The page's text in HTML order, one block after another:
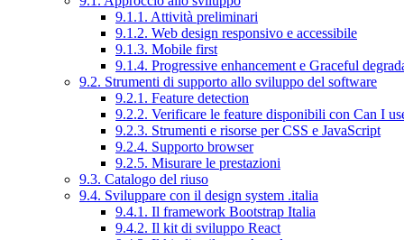
9.1.1. Attività preliminari
9.1.2. Web design responsivo e accessibile
9.1.3. Mobile first
9.1.4. Progressive enhancement e Graceful
9.2. Strumenti di supporto allo sviluppo del software
9.2.1. Feature detection
9.2.2. Verificare le feature disponibili con Can I
9.2.3. Strumenti e risorse per CSS e JavaScript
9.2.4. Supporto browser
9.2.5. Misurare le prestazioni
9.3. Catalogo del riuso
9.4. Sviluppare con il design system .italia
9.4.1. Il framework Bootstrap Italia
9.4.2. Il kit di sviluppo React